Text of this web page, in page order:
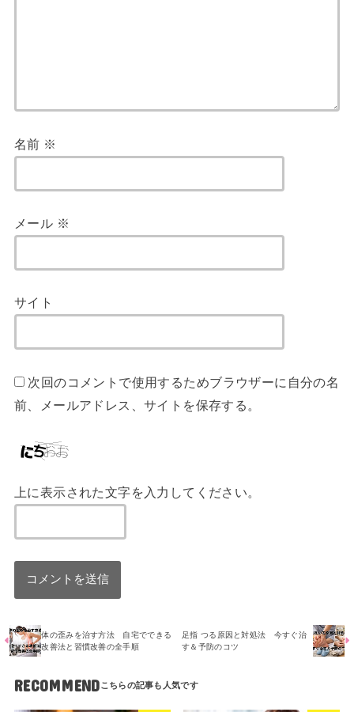
名前 ※
メール ※
サイト
次回のコメントで使用するためブラウザーに自分の名
前、メールアドレス、サイトを保存する。
上に表示された文字を入力してください。
体の歪みを治す方法 自宅でできる
改善法と習慣改善の全手順
足指 つる原因と対処法 今すぐ治
す＆予防のコツ
RECOMMEND